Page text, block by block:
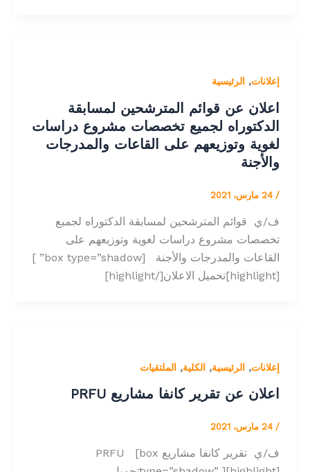
إعلانات, الرئيسية
اعلان عن قوائم المترشحين لمسابقة
الدكتوراه لجميع تخصصات مشروع دراسات
لغوية وتوزيعهم على القاعات والمدرجات
والأجنة
/ 24 مارس، 2021
ف/ي قوائم المترشحين لمسابقة الدكتوراه لجميع
تخصصات مشروع دراسات لغوية وتوزيعهم على
القاعات والمدرجات والأجنة [box type=”shadow” ]
[highlight]تحميل الاعلان[/highlight]
إعلانات, الرئيسية, الكلية, الملتقيات
اعلان عن تقرير كانفا مشاريع PRFU
/ 24 مارس، 2021
ف/ي تقرير كانفا مشاريع PRFU [box